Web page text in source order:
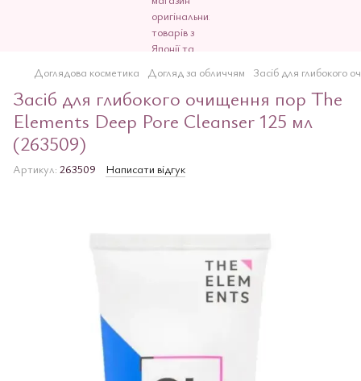
Доглядова косметика Догляд за обличчям Засіб для
Засіб для глибокого очищення пор The
Elements Deep Pore Cleanser 125 мл
(263509)
Артикул: 263509 Написати відгук